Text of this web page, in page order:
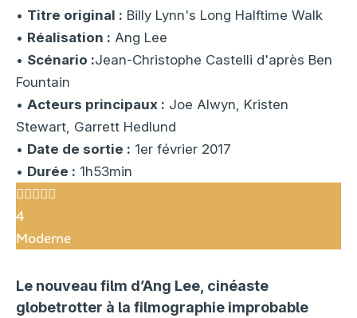
Le nouveau film d’Ang Lee, cinéaste
globetrotter à la filmographie improbable
• Titre original : Billy Lynn's Long Halftime Walk
• Réalisation : Ang Lee
• Scénario :Jean-Christophe Castelli d'après Ben
Fountain
• Acteurs principaux : Joe Alwyn, Kristen
Stewart, Garrett Hedlund
• Date de sortie : 1er février 2017
• Durée : 1h53min
4
Moderne